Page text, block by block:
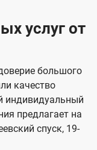
услуг от
большого
качество
индивидуальный
предлагает на
спуск, 19-